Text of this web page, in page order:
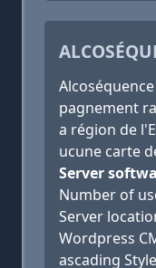
pagnement
a région de
ucune carte
Server
Number of
Server
Wordpress
ascading